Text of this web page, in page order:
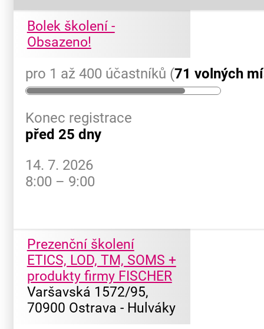
Bolek školení -
Obsazeno!
pro 1 až 400 účastníků (71 volných
Konec registrace
před 25 dny
14. 7. 2026
8:00 – 9:00
Prezenční školení
ETICS, LOD, TM, SOMS +
produkty firmy FISCHER
Varšavská 1572/95,
70900 Ostrava - Hulváky